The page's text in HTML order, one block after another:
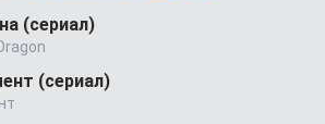
(сериал)
(сериал)